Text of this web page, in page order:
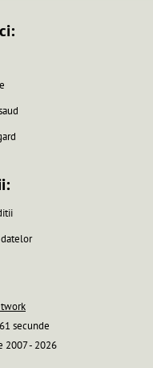
secunde
2007 - 2026